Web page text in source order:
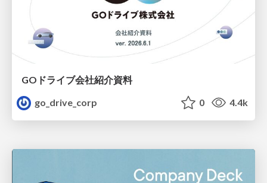
GOドライブ会社紹介資料
go_drive_corp
0 4.4k